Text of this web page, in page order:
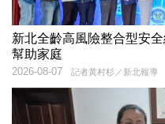
新北全齡高風險整合型安
幫助家庭
記者黃村杉／新北報導
2026-08-07